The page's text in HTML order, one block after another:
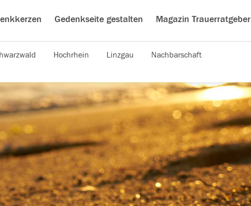
Gedenkseite gestalten Magazin Trauerratgeber
Hochrhein Linzgau Nachbarschaft